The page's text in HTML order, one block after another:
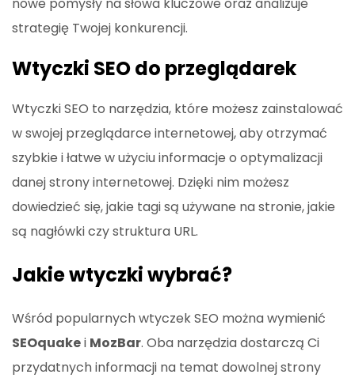
strategię Twojej konkurencji.
Wtyczki SEO do przeglądarek
Wtyczki SEO to narzędzia, które możesz zainstalować
w swojej przeglądarce internetowej, aby otrzymać
szybkie i łatwe w użyciu informacje o optymalizacji
danej strony internetowej. Dzięki nim możesz
dowiedzieć się, jakie tagi są używane na stronie, jakie
są nagłówki czy struktura URL.
Jakie wtyczki wybrać?
Wśród popularnych wtyczek SEO można wymienić
SEOquakei MozBar. Oba narzędzia dostarczą Ci
przydatnych informacji na temat dowolnej strony